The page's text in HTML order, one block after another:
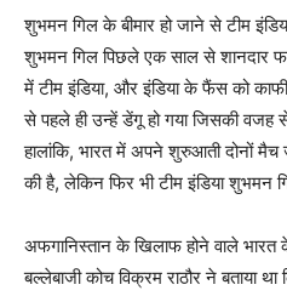
शुभमन गिल के बीमार हो जाने से टीम
शुभमन गिल पिछले एक साल से शानदार
में टीम इंडिया, और इंडिया के फैंस को
से पहले ही उन्हें डेंगू हो गया जिसकी
हालांकि, भारत में अपने शुरुआती दोनों
की है, लेकिन फिर भी टीम इंडिया शुभमन
अफगानिस्तान के खिलाफ होने वाले
बल्लेबाजी कोच विक्रम राठौर ने बताया